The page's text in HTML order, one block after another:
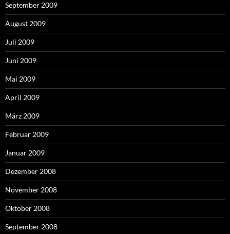
September 2009
August 2009
Juli 2009
Juni 2009
Mai 2009
April 2009
März 2009
Februar 2009
Januar 2009
Dezember 2008
November 2008
Oktober 2008
September 2008